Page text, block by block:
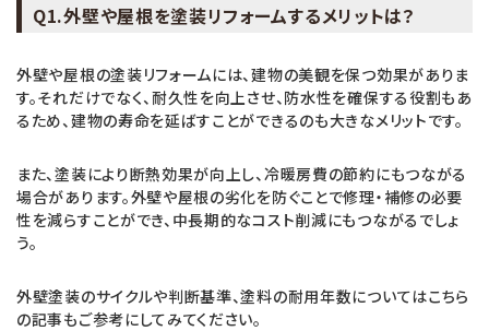
Q1.外壁や屋根を塗装リフォームするメリットは？
外壁や屋根の塗装リフォームには、建物の美観を保つ効果がありま
す。それだけでなく、耐久性を向上させ、防水性を確保する役割もあ
るため、建物の寿命を延ばすことができるのも大きなメリットです。
また、塗装により断熱効果が向上し、冷暖房費の節約にもつながる
場合があります。外壁や屋根の劣化を防ぐことで修理・補修の必要
性を減らすことができ、中長期的なコスト削減にもつながるでしょ
う。
外壁塗装のサイクルや判断基準、塗料の耐用年数についてはこちら
の記事もご参考にしてみてください。